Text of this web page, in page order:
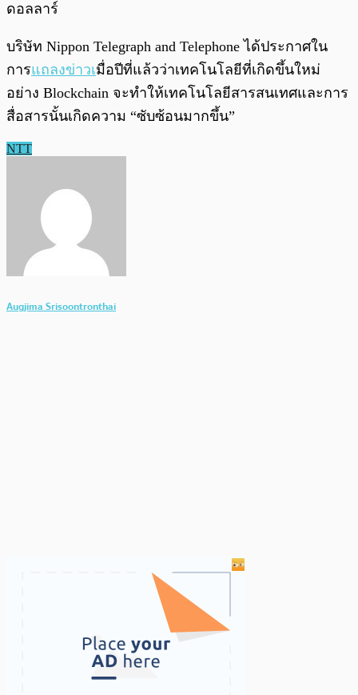
ดอลลาร์
บริษัท Nippon Telegraph and Telephone ได้ประกาศใน
การแถลงข่าวเมื่อปีที่แล้วว่าเทคโนโลยีที่เกิดขึ้นใหม่
อย่าง Blockchain จะทำให้เทคโนโลยีสารสนเทศและการ
สื่อสารนั้นเกิดความ “ซับซ้อนมากขึ้น”
NTT
Augjima Srisoontronthai